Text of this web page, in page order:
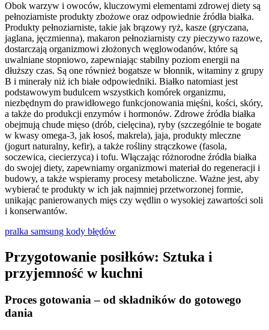
Obok warzyw i owoców, kluczowymi elementami zdrowej diety są
pełnoziarniste produkty zbożowe oraz odpowiednie źródła białka.
Produkty pełnoziarniste, takie jak brązowy ryż, kasze (gryczana,
jaglana, jęczmienna), makaron pełnoziarnisty czy pieczywo razowe,
dostarczają organizmowi złożonych węglowodanów, które są
uwalniane stopniowo, zapewniając stabilny poziom energii na
dłuższy czas. Są one również bogatsze w błonnik, witaminy z grupy
B i minerały niż ich białe odpowiedniki. Białko natomiast jest
podstawowym budulcem wszystkich komórek organizmu,
niezbędnym do prawidłowego funkcjonowania mięśni, kości, skóry,
a także do produkcji enzymów i hormonów. Zdrowe źródła białka
obejmują chude mięso (drób, cielęcina), ryby (szczególnie te bogate
w kwasy omega-3, jak łosoś, makrela), jaja, produkty mleczne
(jogurt naturalny, kefir), a także rośliny strączkowe (fasola,
soczewica, ciecierzyca) i tofu. Włączając różnorodne źródła białka
do swojej diety, zapewniamy organizmowi materiał do regeneracji i
budowy, a także wspieramy procesy metaboliczne. Ważne jest, aby
wybierać te produkty w ich jak najmniej przetworzonej formie,
unikając panierowanych mięs czy wędlin o wysokiej zawartości soli
i konserwantów.
pralka samsung kody błędów
Przygotowanie posiłków: Sztuka i
przyjemność w kuchni
Proces gotowania – od składników do gotowego
dania